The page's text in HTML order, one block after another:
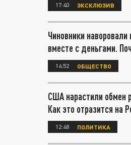
17:40 ЭКСКЛЮЗИВ
Чиновники
вместе с деньгами.
14:52 ОБЩЕСТВО
США нарастили обмен
Как это отразится на
12:48 ПОЛИТИКА